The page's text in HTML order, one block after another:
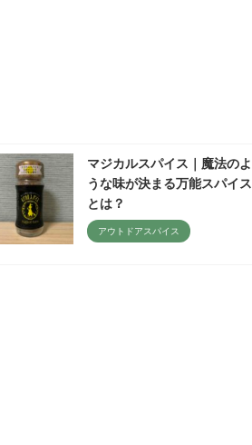
マジカルスパイス｜魔法のよ
うな味が決まる万能スパイス
とは？
アウトドアスパイス